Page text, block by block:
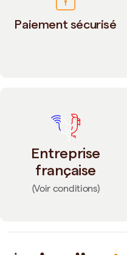
Paiement sécurisé
Entreprise
française
(Voir conditions)